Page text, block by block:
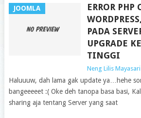
JOOMLA
ERROR PHP
PADA
UPGRADE
TINGGI
Neng Lilis Mayasari
Haluuuw, dah lama gak update ya…hehe
bangeeeeet :( Oke deh tanopa basa basi,
sharing aja tentang Server yang saat